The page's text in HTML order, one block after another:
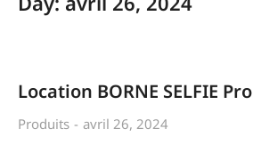
Location BORNE SELFIE Pro
Produits avril 26, 2024